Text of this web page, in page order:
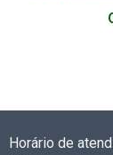
Horário de